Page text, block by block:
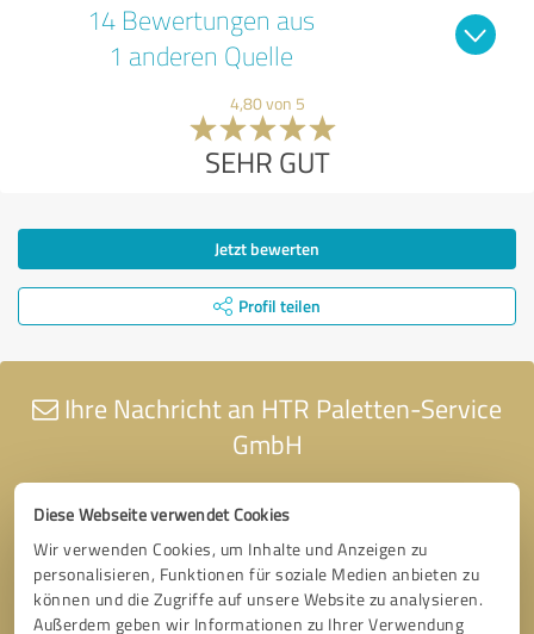
Diese Webseite verwendet Cookies
Wir verwenden Cookies, um Inhalte und Anzeigen zu
personalisieren, Funktionen für soziale Medien anbieten zu
können und die Zugriffe auf unsere Website zu analysieren.
Außerdem geben wir Informationen zu Ihrer Verwendung
14 Bewertungen aus
1 anderen Quelle
4,80 von 5
SEHR GUT
Jetzt bewerten
Profil teilen
Ihre Nachricht an HTR Paletten-Service
GmbH